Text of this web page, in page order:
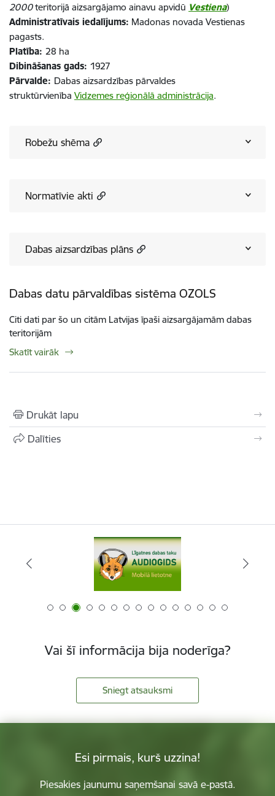
2000teritorijā aizsargājamo ainavu apvidū Vestiena)
Administratīvais iedalījums: Madonas novada Vestienas
pagasts.
Platība: 28 ha
Dibināšanas gads: 1927
Pārvalde: Dabas aizsardzības pārvaldes
struktūrvienība Vidzemes reģionālā administrācija.
Robežu shēma
Normatīvie akti
Dabas aizsardzības plāns
Dabas datu pārvaldības sistēma OZOLS
Citi dati par šo un citām Latvijas īpaši aizsargājamām dabas
teritorijām
Skatīt vairāk
Drukāt lapu
Dalīties
Vai šī informācija bija noderīga?
Sniegt atsauksmi
Esi pirmais, kurš uzzina!
Piesakies jaunumu saņemšanai savā e-pastā.